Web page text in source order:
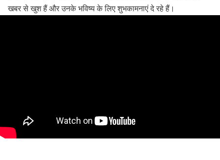
खबर से खुश हैं और उनके भविष्य के लिए शुभकामनाएं दे रहे हैं।